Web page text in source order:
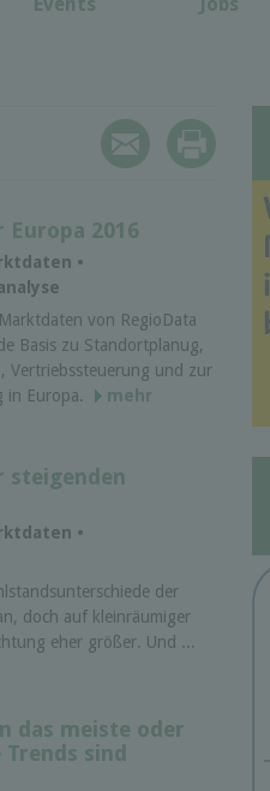
2016
•
von RegioData
Basis zu Standortplanug,
Vertriebssteuerung und zur
in Europa.
mehr
steigenden
•
der
doch auf kleinräumiger
eher größer. Und ...
das meiste oder
sind